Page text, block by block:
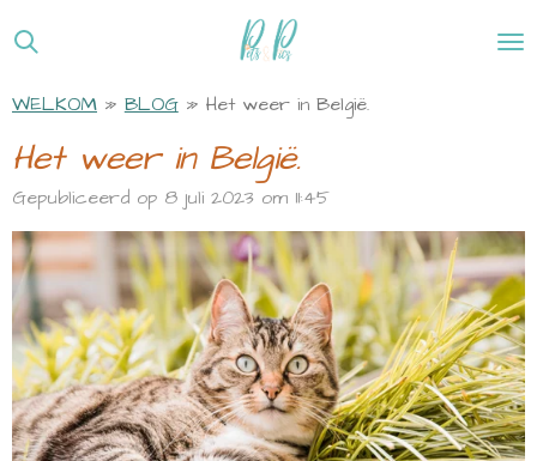
direct
de
hoofdinhoud
WELKOM » BLOG » Het weer in België.
Het weer in België.
Gepubliceerd op 8 juli 2023 om 11:45